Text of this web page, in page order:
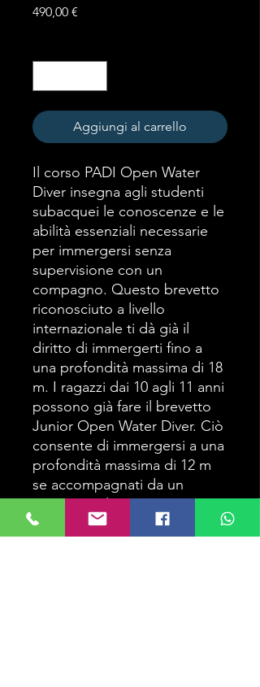
490,00 €
Aggiungi al carrello
Il corso PADI Open Water
Diver insegna agli studenti
subacquei le conoscenze e le
abilità essenziali necessarie
per immergersi senza
supervisione con un
compagno. Questo brevetto
riconosciuto a livello
internazionale ti dà già il
diritto di immergerti fino a
una profondità massima di 18
m. I ragazzi dai 10 agli 11 anni
possono già fare il brevetto
Junior Open Water Diver. Ciò
consente di immergersi a una
profondità massima di 12 m
se accompagnati da un
parente o da un
professionista subacqueo,